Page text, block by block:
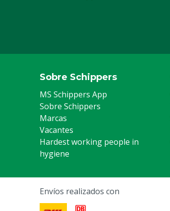
Sobre Schippers
MS Schippers App
Sobre Schippers
Marcas
Vacantes
Hardest working people in
hygiene
Envíos realizados con